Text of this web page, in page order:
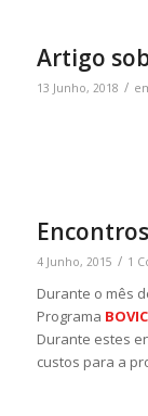
Artigo
13 Junho, 2018 /
4 Junho, 2015 / 1
Durante o mês
Programa
Durante estes
custos para a